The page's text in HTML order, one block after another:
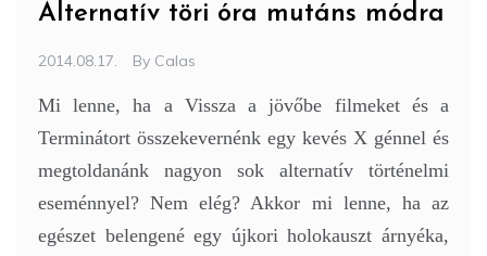
Alternatív töri óra mutáns módra
2014.08.17. By Calas
Mi lenne, ha a Vissza a jövőbe filmeket és a
Terminátort összekevernénk egy kevés X génnel és
megtoldanánk nagyon sok alternatív történelmi
eseménnyel? Nem elég? Akkor mi lenne, ha az
egészet belengené egy újkori holokauszt árnyéka,